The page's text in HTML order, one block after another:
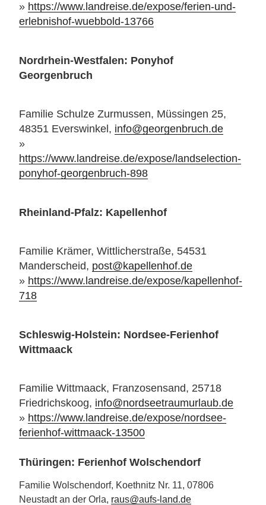
» https://www.landreise.de/expose/ferien-und-
erlebnishof-wuebbold-13766
Nordrhein-Westfalen: Ponyhof
Georgenbruch
Familie Schulze Zurmussen, Müssingen 25,
48351 Everswinkel, info@georgenbruch.de
»
https://www.landreise.de/expose/landselection-
ponyhof-georgenbruch-898
Rheinland-Pfalz: Kapellenhof
Familie Krämer, Wittlicherstraße, 54531
Manderscheid, post@kapellenhof.de
» https://www.landreise.de/expose/kapellenhof-
718
Schleswig-Holstein: Nordsee-Ferienhof
Wittmaack
Familie Wittmaack, Franzosensand, 25718
Friedrichskoog, info@nordseetraumurlaub.de
» https://www.landreise.de/expose/nordsee-
ferienhof-wittmaack-13500
Thüringen: Ferienhof Wolschendorf
Familie Wolschendorf, Koethnitz Nr. 11, 07806
Neustadt an der Orla, raus@aufs-land.de